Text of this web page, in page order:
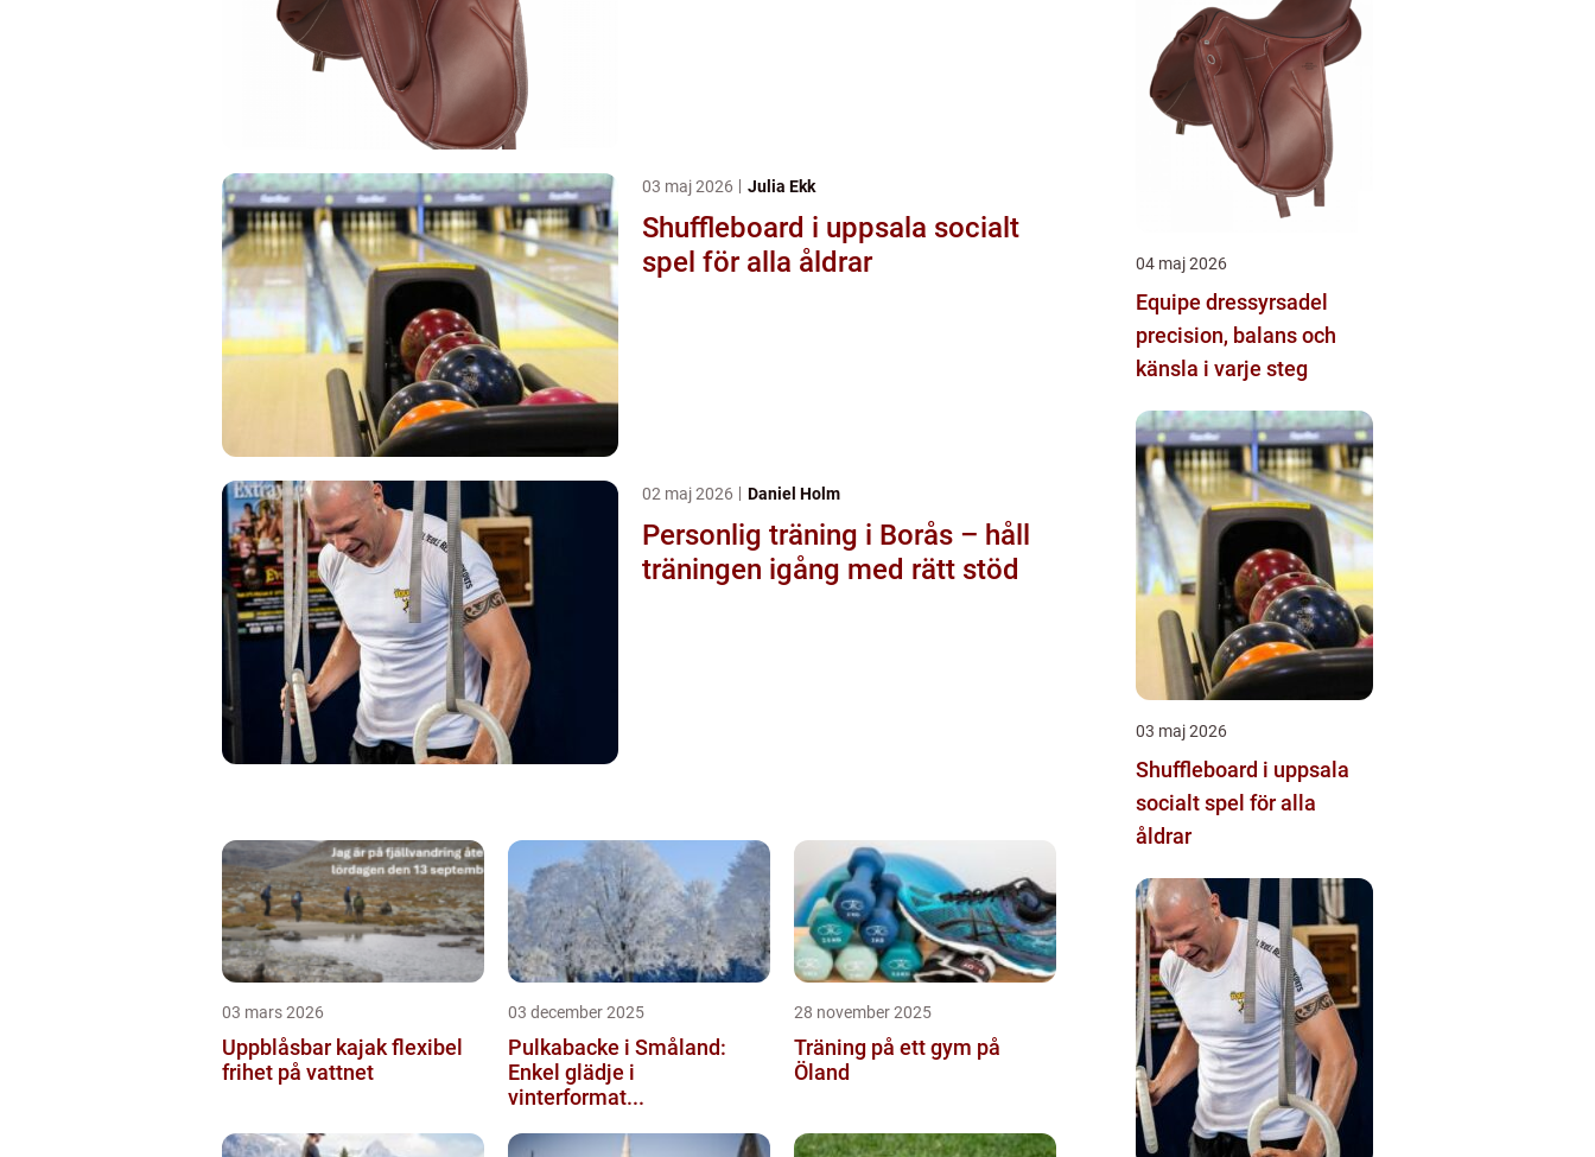
03 maj 2026 Julia Ekk
Shuffleboard i uppsala socialt
spel för alla åldrar
02 maj 2026 Daniel Holm
Personlig träning i Borås – håll
träningen igång med rätt stöd
03 mars 2026
Uppblåsbar kajak flexibel
frihet på vattnet
03 december 2025
Pulkabacke i Småland:
Enkel glädje i
vinterformat...
28 november 2025
Träning på ett gym på
Öland
04 maj 2026
Equipe dressyrsadel
precision, balans och
känsla i varje steg
03 maj 2026
Shuffleboard i uppsala
socialt spel för alla
åldrar